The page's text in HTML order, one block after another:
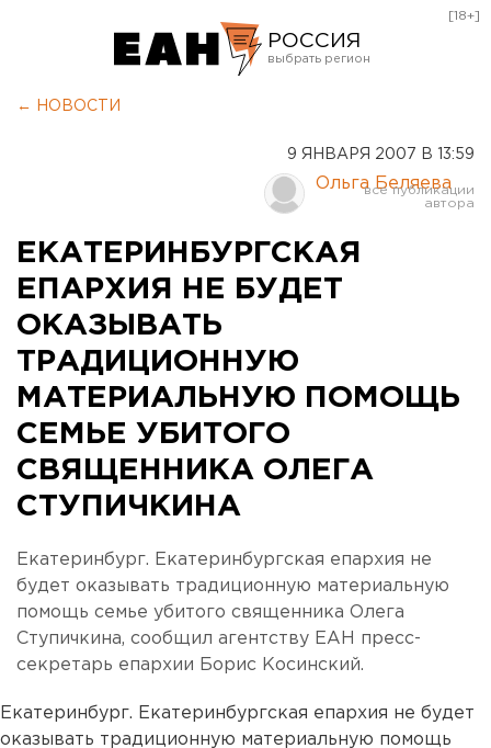
РОССИЯ
Курган
Оренбург
[18+]
← НОВОСТИ
9 ЯНВАРЯ 2007 В 13:59
Ольга Беляева
ЕКАТЕРИНБУРГСКАЯ
ЕПАРХИЯ НЕ БУДЕТ
ОКАЗЫВАТЬ
ТРАДИЦИОННУЮ
МАТЕРИАЛЬНУЮ ПОМОЩЬ
СЕМЬЕ УБИТОГО
СВЯЩЕННИКА ОЛЕГА
СТУПИЧКИНА
Екатеринбург. Екатеринбургская епархия не
будет оказывать традиционную материальную
помощь семье убитого священника Олега
Ступичкина, сообщил агентству ЕАН пресс-
секретарь епархии Борис Косинский.
Екатеринбург. Екатеринбургская епархия не будет
оказывать традиционную материальную помощь